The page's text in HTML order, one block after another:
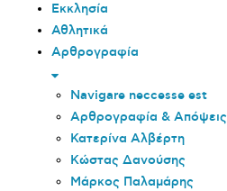
Εκκλησία
Αθλητικά
Αρθρογραφία
Navigare neccesse est
Αρθρογραφία & Απόψεις
Κατερίνα Αλβέρτη
Κώστας Δανούσης
Μάρκος Παλαμάρης